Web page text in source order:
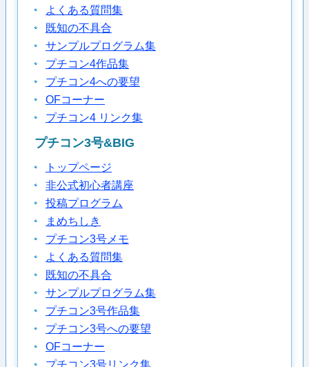
よくある質問集
既知の不具合
サンプルプログラム集
プチコン4作品集
プチコン4への要望
OFコーナー
プチコン4 リンク集
プチコン3号&BIG
トップページ
非公式初心者講座
投稿プログラム
まめちしき
プチコン3号メモ
よくある質問集
既知の不具合
サンプルプログラム集
プチコン3号作品集
プチコン3号への要望
OFコーナー